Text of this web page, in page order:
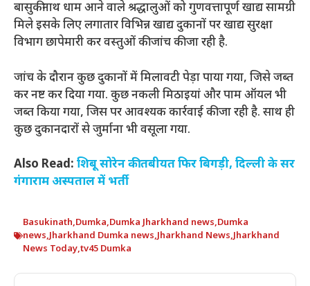
बासुकीनाथ धाम आने वाले श्रद्धालुओं को गुणवत्तापूर्ण खाद्य सामग्री
मिले इसके लिए लगातार विभिन्न खाद्य दुकानों पर खाद्य सुरक्षा
विभाग छापेमारी कर वस्तुओं की जांच की जा रही है.
जांच के दौरान कुछ दुकानों में मिलावटी पेड़ा पाया गया, जिसे जब्त
कर नष्ट कर दिया गया. कुछ नकली मिठाइयां और पाम ऑयल भी
जब्त किया गया, जिस पर आवश्यक कार्रवाई की जा रही है. साथ ही
कुछ दुकानदारों से जुर्माना भी वसूला गया.
Also Read: शिबू सोरेन की तबीयत फिर बिगड़ी, दिल्ली के सर
गंगाराम अस्पताल में भर्ती
Basukinath,Dumka,Dumka Jharkhand news,Dumka
news,Jharkhand Dumka news,Jharkhand News,Jharkhand
News Today,tv45 Dumka